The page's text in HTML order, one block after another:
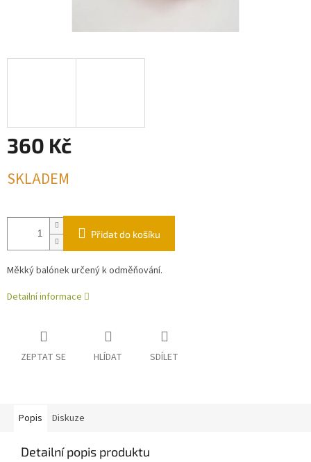
360 Kč
cena:
SKLADEM
Přidat do košíku
Měkký balónek určený k odměňování.
Detailní informace
ZEPTAT SE HLÍDAT SDÍLET
Popis Diskuze
Detailní popis produktu